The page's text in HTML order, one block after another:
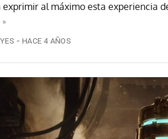
exprimir al máximo esta experiencia
»
HACE 4 AÑOS